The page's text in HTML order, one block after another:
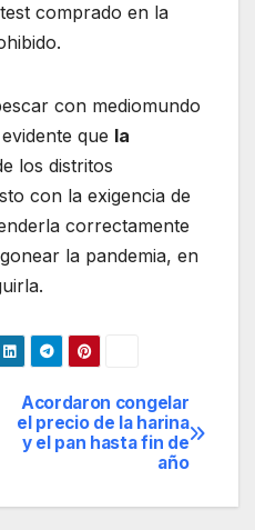
comprado en la
con mediomundo
que la
los distritos
con la exigencia de
correctamente
la pandemia, en
Acordaron congelar
el precio de la harina
y el pan hasta fin de
año